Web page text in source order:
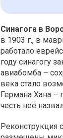
Синагога в
в 1903 г., в
работало
году синагогу
авиабомба –
века стало
Германа Хана –
честь неё
Реконструкция